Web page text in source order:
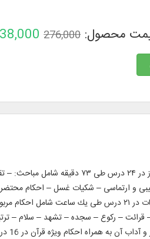
محصول:276,000
نور احكام 1: آموزش ۳۷۹ مساله شرعی از
و ارتماسی – شكیات غسل – احكام
نور احكام ۲: آموزش ۲۹۷ مساله عملی از ابتدای نماز تا
– قرائت – ركوع – سجده – تشهد – سلام –